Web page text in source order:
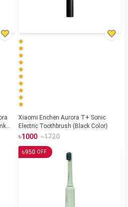
Xiaomi Enchen Aurora T+ Sonic
Electric Toothbrush (Black Color)
৳1000 ৳1720
৳950 OFF